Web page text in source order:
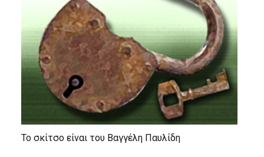
Το σκίτσο είναι του Βαγγέλη Παυλίδη